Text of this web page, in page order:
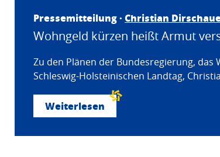
Pressemitteilung · Christian
Wohngeld kürzen heißt Armut
Zu den Plänen der Bundesregierung,
Schleswig-Holsteinischen Landtag,
Weiterlesen